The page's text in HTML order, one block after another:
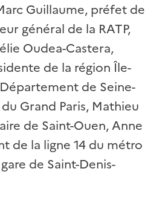
Guillaume, préfet de
général de la RATP,
Oudea-Castera,
de la région Île-
de Seine-
Grand Paris, Mathieu
de Saint-Ouen, Anne
de la ligne 14 du métro
de Saint-Denis-